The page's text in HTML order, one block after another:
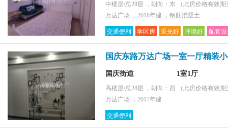
中楼层/总28层 ，朝向：东
（此房价格有效
万达广场 ，2018年建 ，钢筋混凝土
交通便利 学区房 采光好 环境好 配套
国庆东路万达广场一室一厅精装
国庆街道 1室1厅
高楼层/总28层 ，朝向：西
（此房价格有效
万达广场 ，2017年建
交通便利